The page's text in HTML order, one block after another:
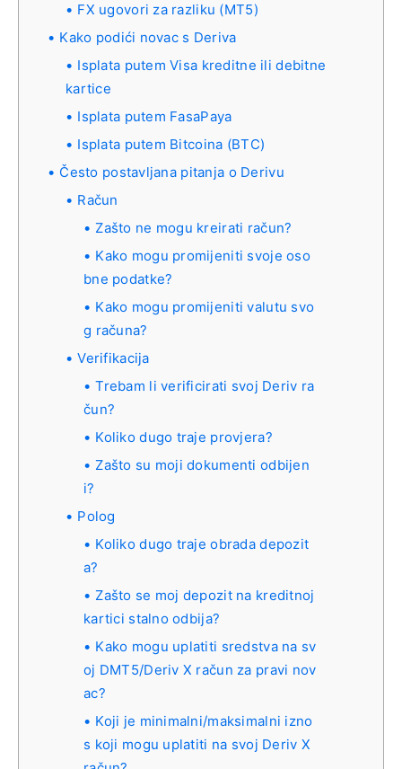
FX ugovori za razliku (MT5)
Kako podići novac s Deriva
Isplata putem Visa kreditne ili debitne
kartice
Isplata putem FasaPaya
Isplata putem Bitcoina (BTC)
Često postavljana pitanja o Derivu
Račun
Zašto ne mogu kreirati račun?
Kako mogu promijeniti svoje oso
bne podatke?
Kako mogu promijeniti valutu svo
g računa?
Verifikacija
Trebam li verificirati svoj Deriv ra
čun?
Koliko dugo traje provjera?
Zašto su moji dokumenti odbijen
i?
Polog
Koliko dugo traje obrada depozit
a?
Zašto se moj depozit na kreditnoj
kartici stalno odbija?
Kako mogu uplatiti sredstva na sv
oj DMT5/Deriv X račun za pravi nov
ac?
Koji je minimalni/maksimalni izno
s koji mogu uplatiti na svoj Deriv X